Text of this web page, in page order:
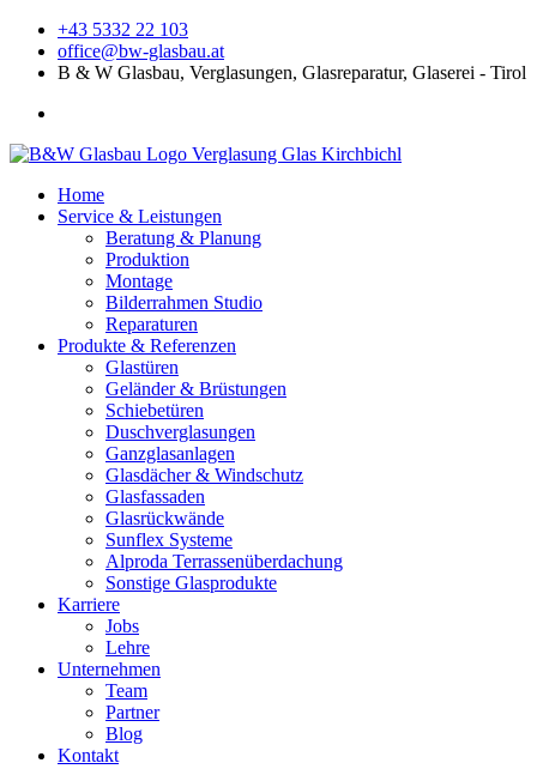
+43 5332 22 103
office@bw-glasbau.at
B & W Glasbau, Verglasungen, Glasreparatur, Glaserei - Tirol
Home
Service & Leistungen
Beratung & Planung
Produktion
Montage
Bilderrahmen Studio
Reparaturen
Produkte & Referenzen
Glastüren
Geländer & Brüstungen
Schiebetüren
Duschverglasungen
Ganzglasanlagen
Glasdächer & Windschutz
Glasfassaden
Glasrückwände
Sunflex Systeme
Alproda Terrassenüberdachung
Sonstige Glasprodukte
Karriere
Jobs
Lehre
Unternehmen
Team
Partner
Blog
Kontakt